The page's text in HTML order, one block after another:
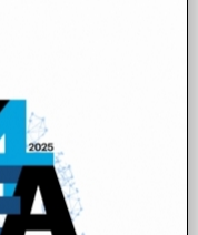
อระหว่างเครือข่ายผู้ปฏิบัติ
เทศไทยต่อไป